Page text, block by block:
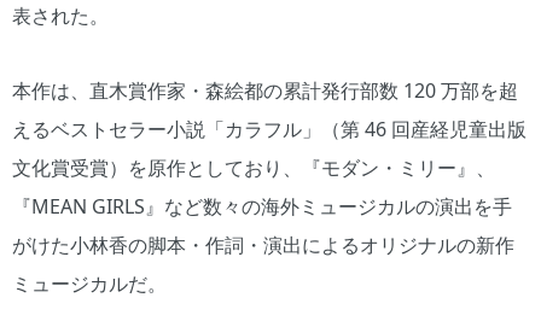
表された。
本作は、直木賞作家・森絵都の累計発行部数 120 万部を超
えるベストセラー小説「カラフル」（第 46 回産経児童出版
文化賞受賞）を原作としており、『モダン・ミリー』、
『MEAN GIRLS』など数々の海外ミュージカルの演出を手
がけた小林香の脚本・作詞・演出によるオリジナルの新作
ミュージカルだ。